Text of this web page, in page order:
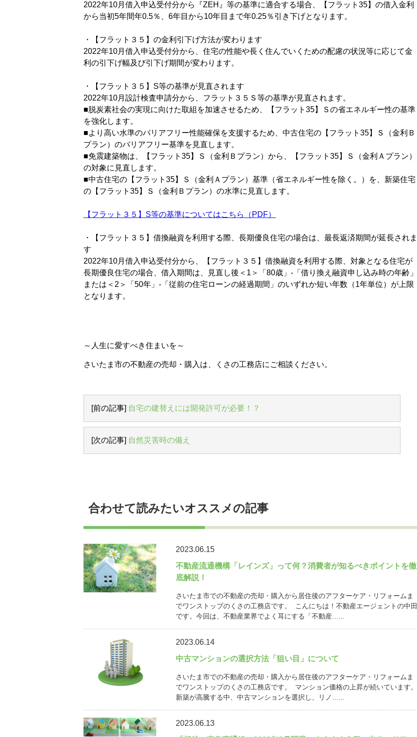
2022年10月借入申込受付分から『ZEH』等の基準に適合する場合、【フラット35】の借入金利
から当初5年間年0.5％、6年目から10年目まで年0.25％引き下げとなります。
・【フラット３５】の金利引下げ方法が変わります
2022年10月借入申込受付分から、住宅の性能や長く住んでいくための配慮の状況等に応じて金
利の引下げ幅及び引下げ期間が変わります。
・【フラット３５】S等の基準が見直されます
2022年10月設計検査申請分から、フラット３５Ｓ等の基準が見直されます。
■脱炭素社会の実現に向けた取組を加速させるため、【フラット35】Ｓの省エネルギー性の基準
を強化します。
■より高い水準のバリアフリー性能確保を支援するため、中古住宅の【フラット35】Ｓ（金利Ｂ
プラン）のバリアフリー基準を見直します。
■免震建築物は、【フラット35】Ｓ（金利Ｂプラン）から、【フラット35】Ｓ（金利Ａプラン）
の対象に見直します。
■中古住宅の【フラット35】Ｓ（金利Ａプラン）基準（省エネルギー性を除く。）を、新築住宅
の【フラット35】Ｓ（金利Ｂプラン）の水準に見直します。
【フラット３５】S等の基準についてはこちら（PDF）
・【フラット３５】借換融資を利用する際、長期優良住宅の場合は、最長返済期間が延長されま
す
2022年10月借入申込受付分から、【フラット３５】借換融資を利用する際、対象となる住宅が
長期優良住宅の場合、借入期間は、見直し後＜1＞「80歳」-「借り換え融資申し込み時の年齢」
または＜2＞「50年」-「従前の住宅ローンの経過期間」のいずれか短い年数（1年単位）が上限
となります。
～人生に愛すべき住まいを～
さいたま市の不動産の売却・購入は、くさの工務店にご相談ください。
[前の記事] 自宅の建替えには開発許可が必要！？
[次の記事] 自然災害時の備え
合わせて読みたいオススメの記事
2023.06.15
不動産流通機構「レインズ」って何？消費者が知るべきポイントを徹
底解説！
さいたま市での不動産の売却・購入から居住後のアフターケア・リフォームま
でワンストップのくさの工務店です。 こんにちは！不動産エージェントの中田
です。今回は、不動産業界でよく耳にする「不動産…...
2023.06.14
中古マンションの選択方法「狙い目」について
さいたま市での不動産の売却・購入から居住後のアフターケア・リフォームま
でワンストップのくさの工務店です。 マンション価格の上昇が続いています。
新築が高騰する中、中古マンションを選択し、リノ…...
2023.06.13